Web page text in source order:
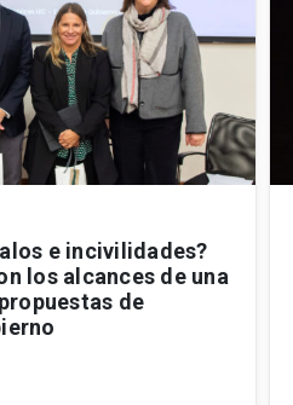
e incivilidades?
los alcances de una
de